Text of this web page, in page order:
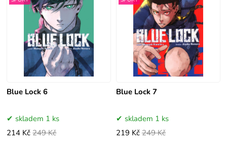
Blue Lock 6
skladem 1 ks
214 Kč 249 Kč
Blue Lock 7
skladem 1 ks
219 Kč 249 Kč